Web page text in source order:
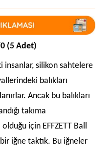
(5 Adet)
insanlar, silikon sahtelere
balıkları
Ancak bu balıkları
takıma
için EFFZETT Ball
iğne taktık. Bu iğneler